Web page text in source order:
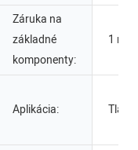
Záruka na
základné
komponenty:
1 rok
Aplikácia: Tlač